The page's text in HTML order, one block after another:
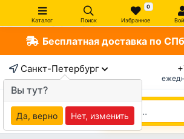
Каталог Поиск
0
Избранное
Бесплатная доставка по
Санкт-Петербург
Вы тут?
Да, верно Нет, изменить